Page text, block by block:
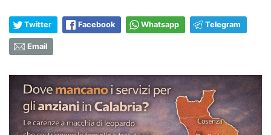
Twitter Facebook Whatsapp Telegram
Email